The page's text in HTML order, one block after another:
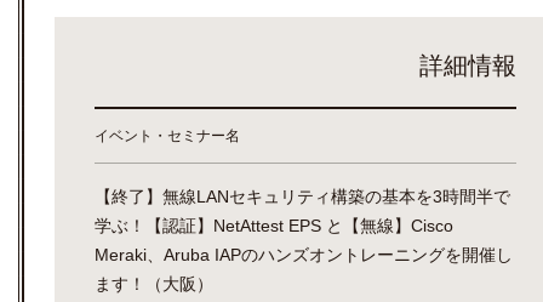
詳細情報
イベント・セミナー名
【終了】無線LANセキュリティ構築の基本を3時間半で
学ぶ！【認証】NetAttest EPS と【無線】Cisco
Meraki、Aruba IAPのハンズオントレーニングを開催し
ます！（大阪）